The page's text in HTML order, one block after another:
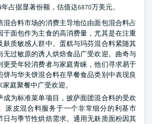
占据显著份额，估值达6870万美元。
混合料市场的消费主导地位由面包混合料占
于面包作为主食的高消费量，尤其是在注重
麸质敏感人群中。蛋糕与玛芬混合料紧随其
无过敏原的诱人烘焙食品广受欢迎。曲奇与
更受年轻消费者与家庭青睐，他们寻求易于
饼与华夫饼混合料在早餐食品类别中表现良
庭聚餐中广受欢迎。
成为标准菜单项目，披萨面团混合料的受欢
派皮混合料服务于一个非常细分的利基市
日与季节性烘焙需求。通用无麸质面粉因其